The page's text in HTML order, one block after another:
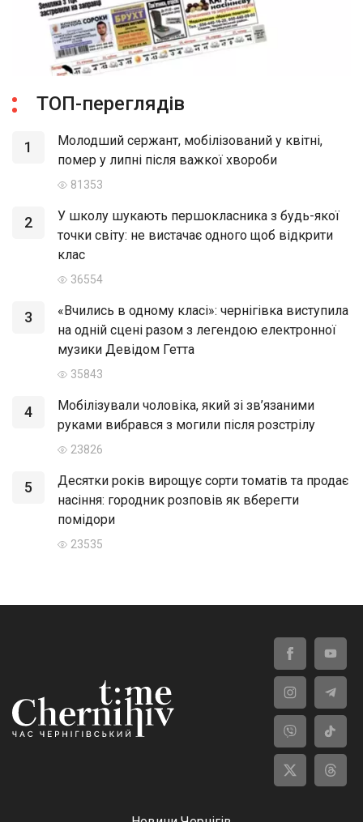
ТОП-переглядів
1
Молодший сержант, мобілізований у квітні,
помер у липні після важкої хвороби
81353
2
У школу шукають першокласника з будь-якої
точки світу: не вистачає одного щоб відкрити
клас
36554
3
«Вчились в одному класі»: чернігівка виступила
на одній сцені разом з легендою електронної
музики Девідом Гетта
35843
4
Мобілізували чоловіка, який зі зв’язаними
руками вибрався з могили після розстрілу
23826
5
Десятки років вирощує сорти томатів та продає
насіння: городник розповів як вберегти
помідори
23535